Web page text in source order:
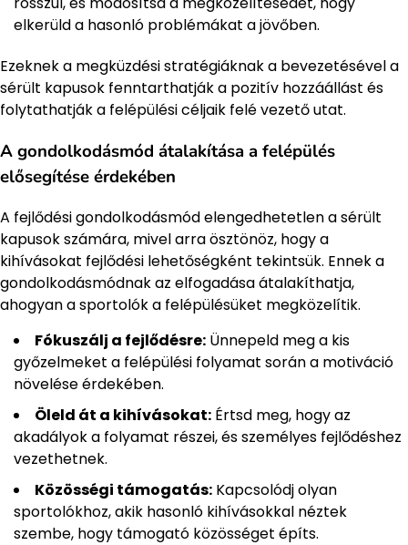
elkerüld a hasonló problémákat a jövőben.
Ezeknek a megküzdési stratégiáknak a bevezetésével a
sérült kapusok fenntarthatják a pozitív hozzáállást és
folytathatják a felépülési céljaik felé vezető utat.
A gondolkodásmód átalakítása a felépülés
elősegítése érdekében
A fejlődési gondolkodásmód elengedhetetlen a sérült
kapusok számára, mivel arra ösztönöz, hogy a
kihívásokat fejlődési lehetőségként tekintsük. Ennek a
gondolkodásmódnak az elfogadása átalakíthatja,
ahogyan a sportolók a felépülésüket megközelítik.
Fókuszálj a fejlődésre: Ünnepeld meg a kis
győzelmeket a felépülési folyamat során a motiváció
növelése érdekében.
Öleld át a kihívásokat: Értsd meg, hogy az
akadályok a folyamat részei, és személyes fejlődéshez
vezethetnek.
Közösségi támogatás: Kapcsolódj olyan
sportolókhoz, akik hasonló kihívásokkal néztek
szembe, hogy támogató közösséget építs.